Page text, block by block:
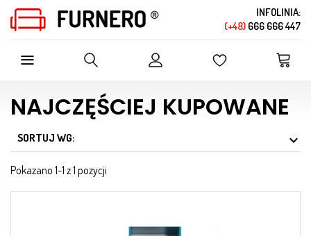
INFOLINIA:
(+48) 666 666 447
SZUKAJ W OFERCIE SKLEPU
NAJCZĘŚCIEJ KUPOWANE
SORTUJ WG: 
Pokazano 1-1 z 1 pozycji